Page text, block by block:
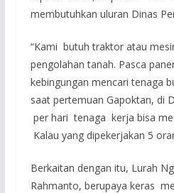
membutuhkan uluran Dinas
“Kami butuh traktor atau
pengolahan tanah. Pasca
kebingungan mencari tenaga
saat pertemuan Gapoktan, di
per hari tenaga kerja bisa
Kalau yang dipekerjakan 5
Berkaitan dengan itu, Lurah
Rahmanto, berupaya keras